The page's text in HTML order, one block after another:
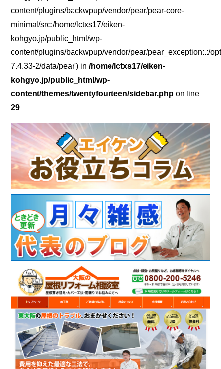
content/plugins/backwpup/vendor/pear/pear-core-
minimal/src:/home/lctxs17/eiken-
kohgyo.jp/public_html/wp-
content/plugins/backwpup/vendor/pear/pear_exception:.:/
7.4.33-2/data/pear') in/home/lctxs17/eiken-
kohgyo.jp/public_html/wp-
content/themes/twentyfourteen/sidebar.php on line
29